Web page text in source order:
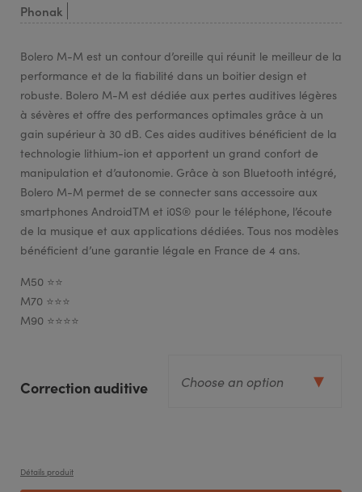
Phonak
Bolero M-M est un contour d’oreille qui réunit le meilleur de la
performance et de la fiabilité dans un boitier design et
robuste. Bolero M-M est dédiée aux pertes auditives légères
à sévères et offre des performances optimales grâce à un
gain supérieur à 30 dB. Ces aides auditives bénéficient de la
technologie lithium-ion et apportent un grand confort de
manipulation et d’autonomie. Grâce à son Bluetooth intégré,
Bolero M-M permet de se connecter sans accessoire aux
smartphones AndroidTM et i0S® pour le téléphone, l’écoute
de la musique et aux applications dédiées. Tous nos modèles
bénéficient d’une garantie légale en France de 4 ans.
M50 ⭐⭐
M70 ⭐⭐⭐
M90 ⭐⭐⭐⭐
Correction auditive
Détails produit